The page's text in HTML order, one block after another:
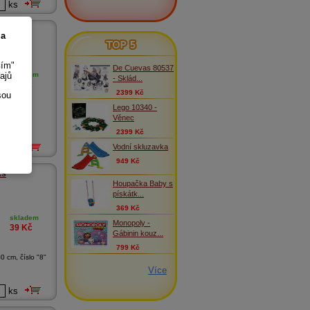
ks
- 5 ks
skladem
skladem
39 Kč
cm, číslo "8"
ks
TOP 5
De Cuevas 80537
- Sklád...
2399 Kč
Lego 10340 -
Věnec
2399 Kč
Vodní skluzavka
949 Kč
Houpačka Baby s
pískátk...
369 Kč
Monopoly -
Gábinin kouz...
799 Kč
Více